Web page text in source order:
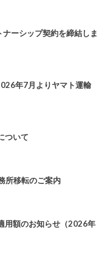
ーシップ契約を締結しま
年7月よりヤマト運輸
ついて
所移転のご案内
用額のお知らせ（2026年